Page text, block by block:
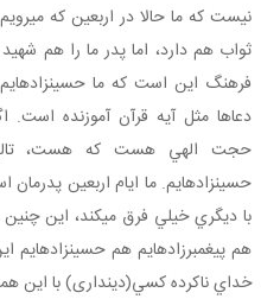
نيست که ما حالا در اربعين که مي
ثواب هم دارد، اما پدر ما را هم
فرهنگ اين است که ما حسين زاده
دعاها مثل آيه قرآن آموزنده است.
حجت الهي هست که هست، تالي
حسين زاده ايم. ما ايام اربعين
با ديگري خيلي فرق مي کند، اين چنين
هم پيغمبرزاده ايم هم حسين زاده
خداي ناکرده کسي(دين­داری) با اين